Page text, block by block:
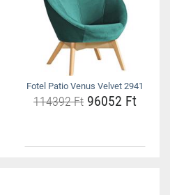
Fotel Patio Venus Velvet 2941
114392 Ft 96052 Ft